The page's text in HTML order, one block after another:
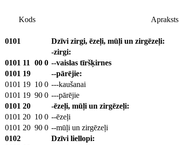
Kods
Apraksts
0101
Dzīvi zirgi, ēzeļi, mūļi un zirgēzeļi:
-zirgi:
0101 11 00 0 --vaislas tīršķirnes
0101 19
--pārējie:
0101 19 10 0 ---kaušanai
0101 19 90 0 ---pārējie
0101 20
-ēzeļi, mūļi un zirgēzeļi:
0101 20 10 0 --ēzeļi
0101 20 90 0 --mūļi un zirgēzeļi
0102
Dzīvi liellopi: